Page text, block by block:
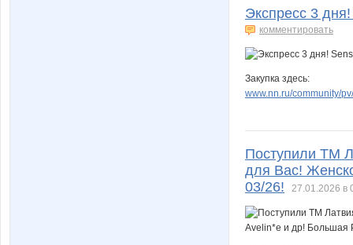
Экспресс 3
комментировать
Закупка здесь:
www.nn.ru/community/
Поступили ТМ
для Вас!
03/26!
27.01.2026 в